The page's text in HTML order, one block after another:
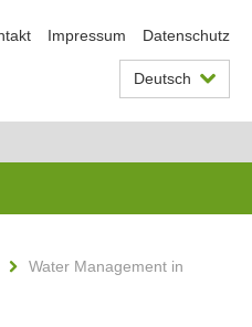
Impressum Datenschutz
Deutsch
Water Management in